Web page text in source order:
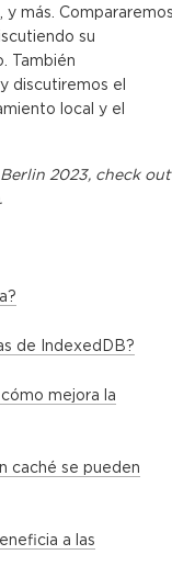
más.
su
También
discutiremos el
local y el
2023, check out
.
de IndexedDB?
mejora la
caché se pueden
a las